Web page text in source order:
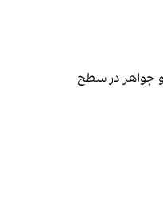
جواهر در سطح